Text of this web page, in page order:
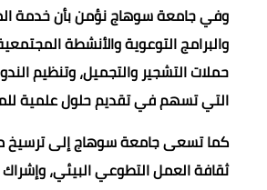
وفي جامعة سوهاج نؤمن بأن خدمة
والبرامج التوعوية والأنشطة
حملات التشجير والتجميل، وتنظيم
التي تسهم في تقديم حلول علمية
كما تسعى جامعة سوهاج إلى ترسيخ
ثقافة العمل التطوعي البيئي،